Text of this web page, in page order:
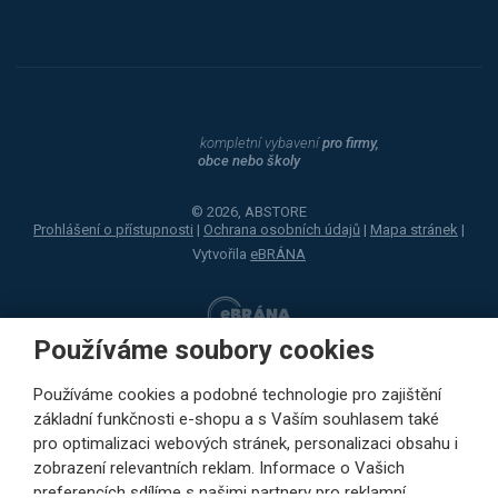
Používáme soubory cookies
Používáme cookies a podobné technologie pro zajištění
základní funkčnosti e-shopu a s Vaším souhlasem také
pro optimalizaci webových stránek, personalizaci obsahu i
zobrazení relevantních reklam. Informace o Vašich
preferencích sdílíme s našimi partnery pro reklamní,
kompletní vybavenípro firmy,
obce nebo školy
© 2026, ABSTORE
Prohlášení o přístupnosti | Ochrana osobních údajů | Mapa stránek |
Vytvořila eBRÁNA